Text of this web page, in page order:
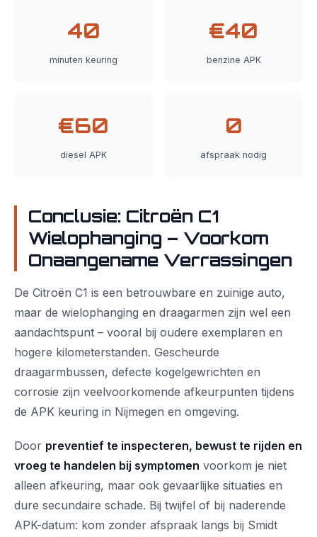
40
minuten keuring
€40
benzine APK
€60
diesel APK
0
afspraak nodig
Conclusie: Citroën C1
Wielophanging – Voorkom
Onaangename Verrassingen
De Citroën C1 is een betrouwbare en zuinige auto,
maar de wielophanging en draagarmen zijn wel een
aandachtspunt – vooral bij oudere exemplaren en
hogere kilometerstanden. Gescheurde
draagarmbussen, defecte kogelgewrichten en
corrosie zijn veelvoorkomende afkeurpunten tijdens
de APK keuring in Nijmegen en omgeving.
Door preventief te inspecteren, bewust te rijden en
vroeg te handelen bij symptomen voorkom je niet
alleen afkeuring, maar ook gevaarlijke situaties en
dure secundaire schade. Bij twijfel of bij naderende
APK-datum: kom zonder afspraak langs bij Smidt